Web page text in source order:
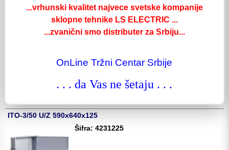
...vrhunski kvalitet najvece svetske kompanije
sklopne tehnike LS ELECTRIC ...
...zvanični smo distributer za Srbiju...
OnLine Tržni Centar Srbije
. . . da Vas ne šetaju . . .
ITO-2/20 U/Z 590x360x125
Šifra: 4231217
MP cena:10.065,00 RSD / kom
kom:
ITO-3/50 U/Z 590x640x125
Šifra: 4231225